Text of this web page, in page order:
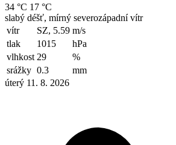
34 °C 17 °C
slabý déšť, mírný severozápadní vítr
vítr
SZ, 5.59 m/s
tlak
1015
hPa
vlhkost 29
%
srážky 0.3
mm
úterý 11. 8. 2026